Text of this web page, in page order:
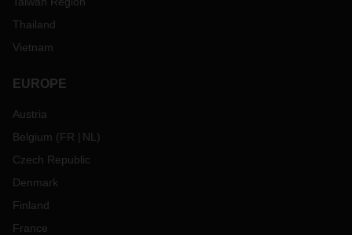
Thailand
Vietnam
EUROPE
Austria
Belgium (FR NL )
Czech Republic
Denmark
Finland
France